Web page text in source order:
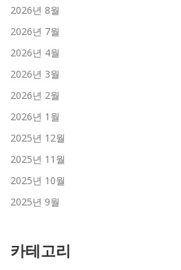
2026년 8월
2026년 7월
2026년 4월
2026년 3월
2026년 2월
2026년 1월
2025년 12월
2025년 11월
2025년 10월
2025년 9월
카테고리